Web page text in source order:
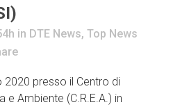
in DTE News, Top News
2020 presso il Centro di
e Ambiente (C.R.E.A.) in